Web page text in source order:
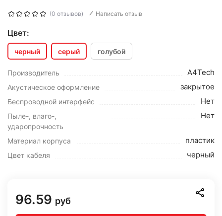
(0 отзывов) Написать отзыв
Цвет:
черный серый голубой
Производитель A4Tech
Акустическое оформление закрытое
Беспроводной интерфейс Нет
Пыле-, влаго-,
ударопрочность
Нет
Материал корпуса пластик
Цвет кабеля черный
96.59 руб